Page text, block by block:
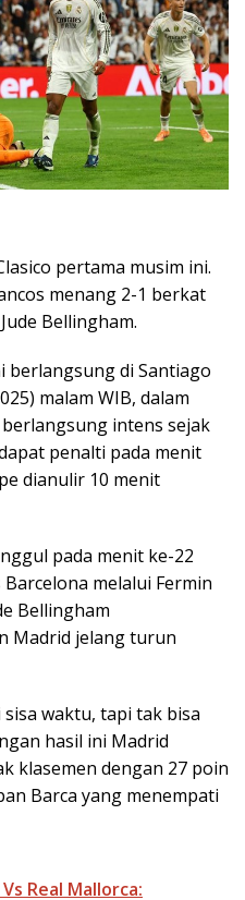
pertama musim ini.
menang 2-1 berkat
Bellingham.
berlangsung di Santiago
malam WIB, dalam
intens sejak
penalti pada menit
dianulir 10 menit
pada menit ke-22
melalui Fermin
Bellingham
Madrid jelang turun
waktu, tapi tak bisa
hasil ini Madrid
klasemen dengan 27 poin
Barca yang menempati
Real Mallorca: